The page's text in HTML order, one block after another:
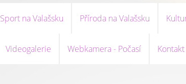
Sport na Valašsku Příroda na Valašsku
Videogalerie Webkamera - Počasí Kontakt